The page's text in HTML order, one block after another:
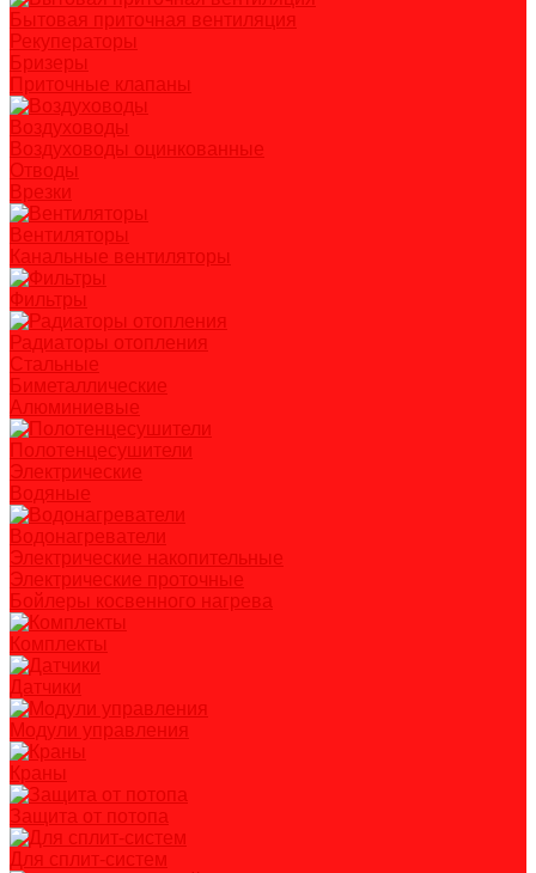
Бытовая приточная вентиляция
Рекуператоры
Бризеры
Приточные клапаны
Воздуховоды
Воздуховоды оцинкованные
Отводы
Врезки
Вентиляторы
Канальные вентиляторы
Фильтры
Радиаторы отопления
Стальные
Биметаллические
Алюминиевые
Полотенцесушители
Электрические
Водяные
Водонагреватели
Электрические накопительные
Электрические проточные
Бойлеры косвенного нагрева
Комплекты
Датчики
Модули управления
Краны
Защита от потопа
Для сплит-систем